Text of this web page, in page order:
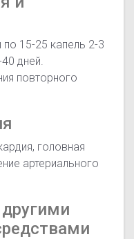
15-25 капель 2-3
дней.
повторного
головная
артериального